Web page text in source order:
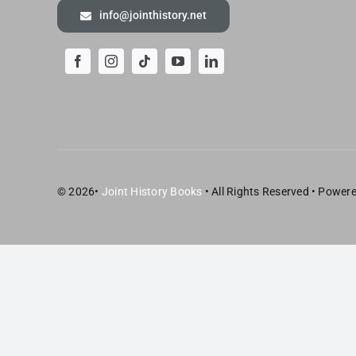
info@jointhistory.net
© 2026• Joint History Books • All Rights Reserved •